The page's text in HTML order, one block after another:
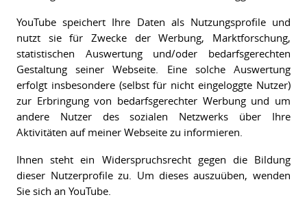
YouTube speichert Ihre Daten als Nutzungsprofile und
nutzt sie für Zwecke der Werbung, Marktforschung,
statistischen Auswertung und/oder bedarfsgerechten
Gestaltung seiner Webseite. Eine solche Auswertung
erfolgt insbesondere (selbst für nicht eingeloggte Nutzer)
zur Erbringung von bedarfsgerechter Werbung und um
andere Nutzer des sozialen Netzwerks über Ihre
Aktivitäten auf meiner Webseite zu informieren.
Ihnen steht ein Widerspruchsrecht gegen die Bildung
dieser Nutzerprofile zu. Um dieses auszuüben, wenden
Sie sich an YouTube.